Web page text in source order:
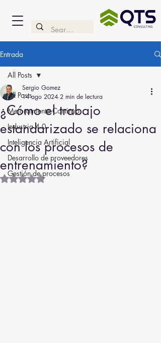
Entrada
All Posts
Mejoramiento Continuo
Industria 4.0
Inteligencia Artificial
Desarrollo de proveedores
Gestión de procesos
All Posts
¿Cómo el trabajo
estandarizado se relaciona
con los procesos de
entrenamiento?
Sergio Gomez
14 ago 2024 2 min de lectura
Obtuvo NaN de 5 estrellas.